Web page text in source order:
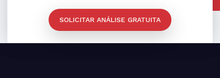
SOLICITAR ANÁLISE GRATUITA